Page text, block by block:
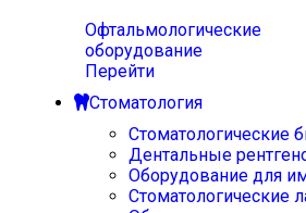
Офтальмологические
оборудование
Перейти
Стоматология
Стоматологические
Дентальные
Оборудование для
Стоматологические